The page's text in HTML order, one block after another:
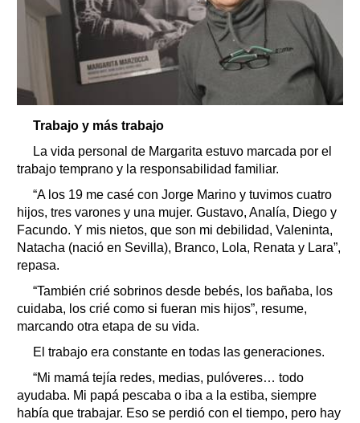
Trabajo y más trabajo
La vida personal de Margarita estuvo marcada por el
trabajo temprano y la responsabilidad familiar.
“A los 19 me casé con Jorge Marino y tuvimos cuatro
hijos, tres varones y una mujer. Gustavo, Analía, Diego y
Facundo. Y mis nietos, que son mi debilidad, Valeninta,
Natacha (nació en Sevilla), Branco, Lola, Renata y Lara”,
repasa.
“También crié sobrinos desde bebés, los bañaba, los
cuidaba, los crié como si fueran mis hijos”, resume,
marcando otra etapa de su vida.
El trabajo era constante en todas las generaciones.
“Mi mamá tejía redes, medias, pulóveres… todo
ayudaba. Mi papá pescaba o iba a la estiba, siempre
había que trabajar. Eso se perdió con el tiempo, pero hay